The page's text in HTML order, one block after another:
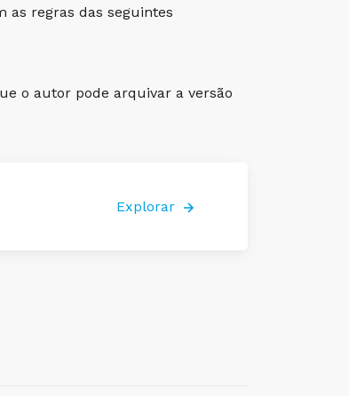
as regras das seguintes
o autor pode arquivar a versão
Explorar